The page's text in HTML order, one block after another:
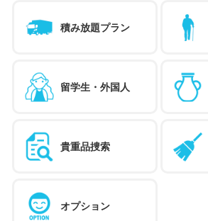
積み放題プラン
留学生・外国人
貴重品捜索
オプション